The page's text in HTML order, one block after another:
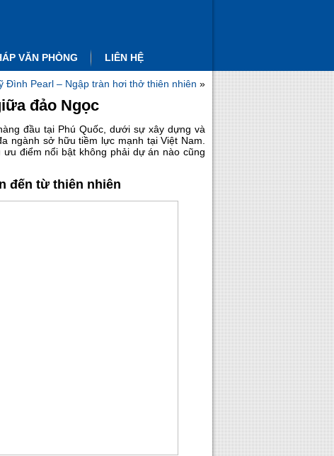
VĂN PHÒNG LIÊN HỆ
Đình Pearl – Ngập tràn hơi thở thiên nhiên »
đảo Ngọc
đầu tại Phú Quốc, dưới sự xây dựng và
ngành sở hữu tiềm lực mạnh tại Việt Nam.
điểm nổi bật không phải dự án nào cũng
đến từ thiên nhiên